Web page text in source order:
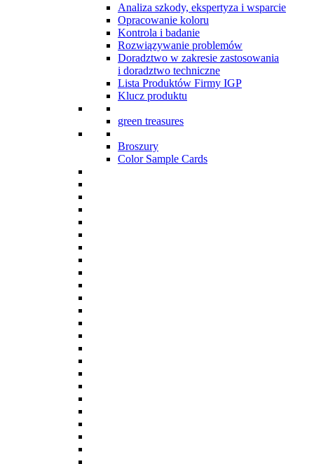
Analiza szkody, ekspertyza i wsparcie
Opracowanie koloru
Kontrola i badanie
Rozwiązywanie problemów
Doradztwo w zakresie zastosowania
i doradztwo techniczne
Lista Produktów Firmy IGP
Klucz produktu
green treasures
Broszury
Color Sample Cards